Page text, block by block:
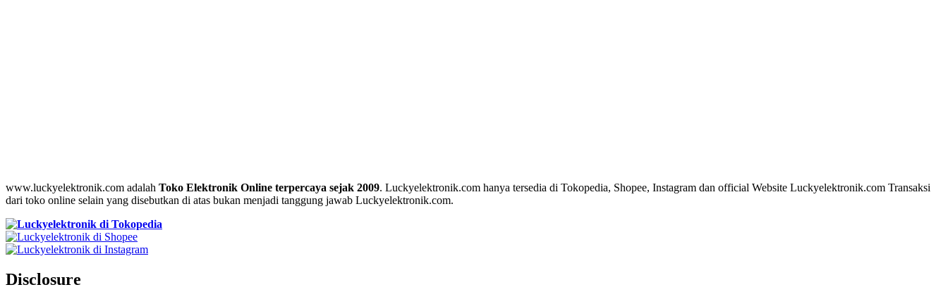
www.luckyelektronik.com adalah Toko Elektronik Online terpercaya sejak 2009. Luckyelektronik.com hanya tersedia di Tokopedia, Shopee, Instagram dan official Website Luckyelektronik.com Transaksi
dari toko online selain yang disebutkan di atas bukan menjadi tanggung jawab Luckyelektronik.com.
Disclosure